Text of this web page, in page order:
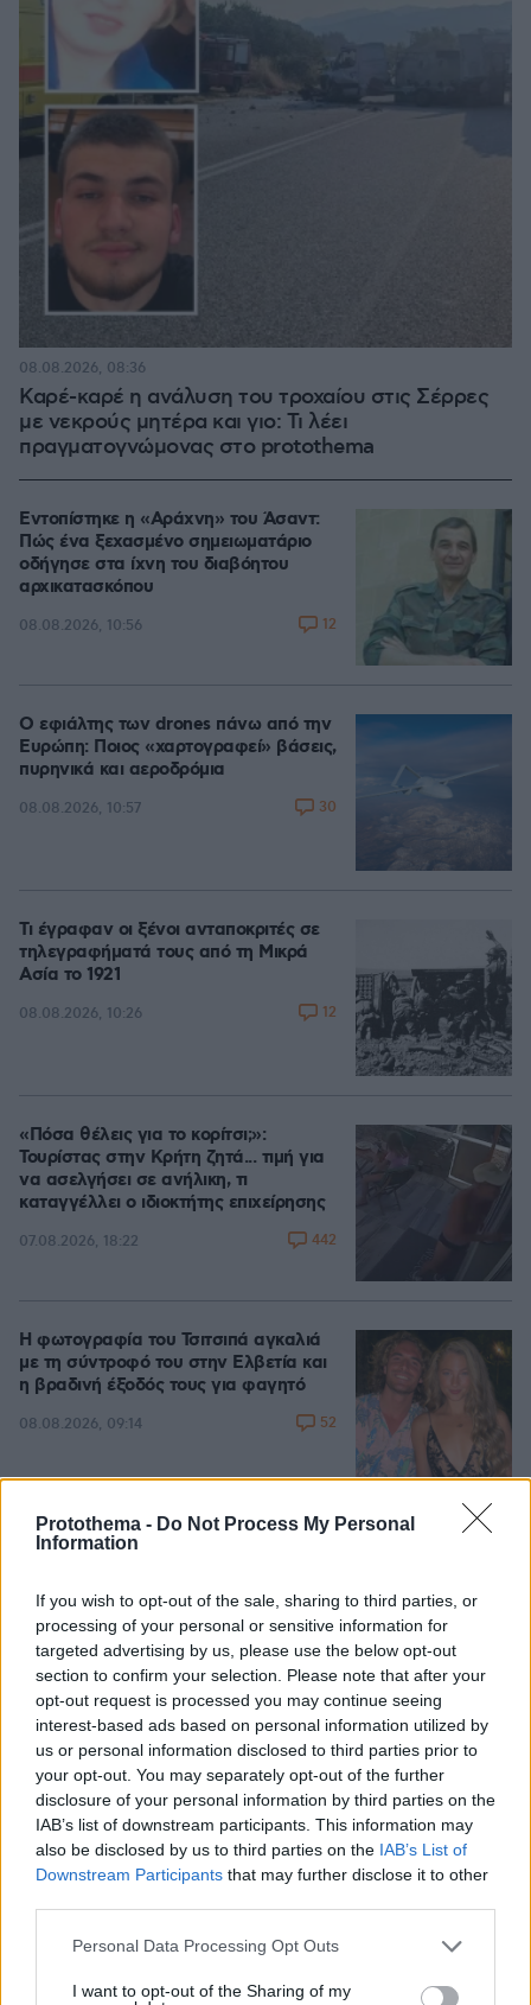
Protothema - Do Not Process My Personal
Information
If you wish to opt-out of the sale, sharing to third parties, or
processing of your personal or sensitive information for
targeted advertising by us, please use the below opt-out
section to confirm your selection. Please note that after your
opt-out request is processed you may continue seeing
interest-based ads based on personal information utilized by
us or personal information disclosed to third parties prior to
your opt-out. You may separately opt-out of the further
disclosure of your personal information by third parties on the
IAB’s list of downstream participants. This information may
also be disclosed by us to third parties on the IAB’s List of
Downstream Participants that may further disclose it to other
Please note that this website/app uses one or more Google
not limited to your visit or usage behaviour. You may click to
Personal Data Processing Opt Outs
I want to opt-out of the Sharing of my
Καρέ-καρέ η ανάλυση του τροχαίου στις Σέρρες
με νεκρούς μητέρα και γιο: Τι λέει
πραγματογνώμονας στο protothema
08.08.2026, 08:36
Εντοπίστηκε η «Αράχνη» του Άσαντ:
Πώς ένα ξεχασμένο σημειωματάριο
οδήγησε στα ίχνη του διαβόητου
αρχικατασκόπου
08.08.2026, 10:56 12
Ο εφιάλτης των drones πάνω από την
Ευρώπη: Ποιος «χαρτογραφεί» βάσεις,
πυρηνικά και αεροδρόμια
08.08.2026, 10:57 30
Τι έγραφαν οι ξένοι ανταποκριτές σε
τηλεγραφήματά τους από τη Μικρά
Ασία το 1921
08.08.2026, 10:26 12
«Πόσα θέλεις για το κορίτσι;»:
Τουρίστας στην Κρήτη ζητά... τιμή για
να ασελγήσει σε ανήλικη, τι
καταγγέλλει ο ιδιοκτήτης επιχείρησης
07.08.2026, 18:22 442
Η φωτογραφία του Τσιτσιπά αγκαλιά
με τη σύντροφό του στην Ελβετία και
η βραδινή έξοδός τους για φαγητό
08.08.2026, 09:14 52
Ο «Δράκος» του Λονδίνου: 40χρονος
βίαζε γυναίκες, η αστυνομία τον είχε
συλλάβει και τον άφησε ελεύθερο
07.08.2026, 22:54 72
Games
Cut The Rope Candy